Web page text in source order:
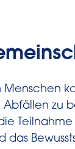
Abfällen zu
das